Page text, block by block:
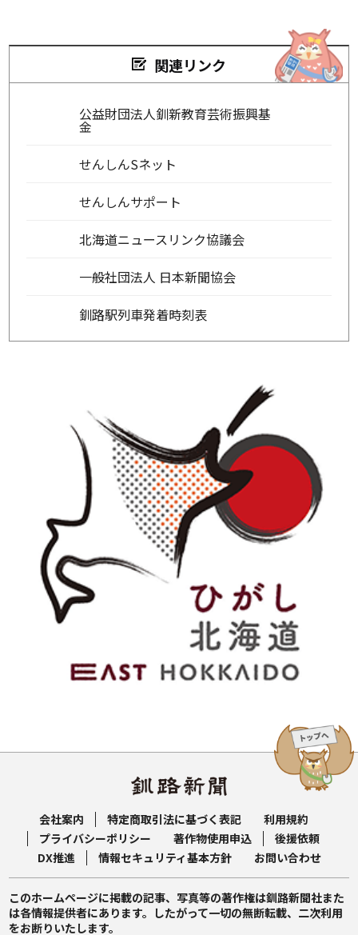
関連リンク
公益財団法人釧新教育芸術振興基
金
せんしんSネット
せんしんサポート
北海道ニュースリンク協議会
一般社団法人 日本新聞協会
釧路駅列車発着時刻表
会社案内 特定商取引法に基づく表記
利用規約
プライバシーポリシー
著作物使用申込
後援依頼
DX推進
情報セキュリティ基本方針 お問い合わせ
このホームページに掲載の記事、写真等の著作権は釧路新聞社また
は各情報提供者にあります。したがって一切の無断転載、二次利用
をお断りいたします。